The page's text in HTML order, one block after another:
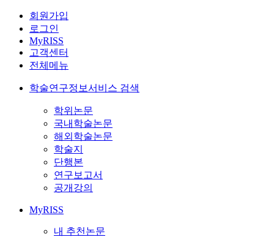
회원가입
로그인
MyRISS
고객센터
전체메뉴
학술연구정보서비스 검색
학위논문
국내학술논문
해외학술논문
학술지
단행본
연구보고서
공개강의
MyRISS
내 추천논문